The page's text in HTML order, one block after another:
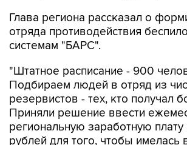
Глава региона рассказал о
отряда противодействия
системам "БАРС".
"Штатное расписание - 900
Подбираем людей в отряд из
резервистов - тех, кто получал
Приняли решение ввести
региональную заработную плату
рублей для того, чтобы имелась